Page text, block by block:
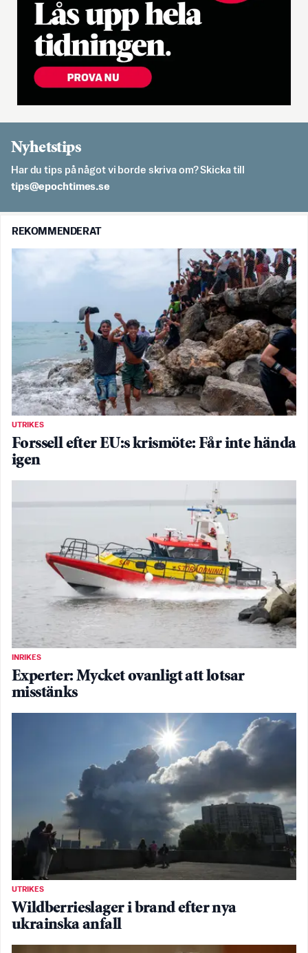
Nyhetstips
Har du tips på något vi borde skriva om? Skicka till
es.semithcope@spit
REKOMMENDERAT
UTRIKES
Forssell efter EU:s krismöte: Får inte hända
igen
INRIKES
Experter: Mycket ovanligt att lotsar
misstänks
UTRIKES
Wildberrieslager i brand efter nya
ukrainska anfall